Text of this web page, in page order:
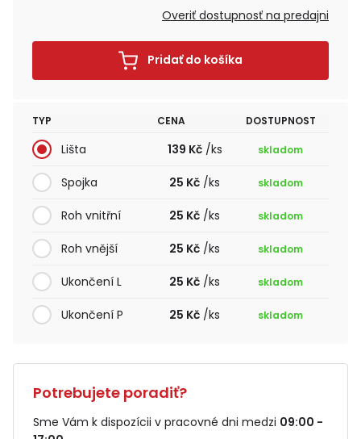
Overiť dostupnosť na predajni
Pridať do košíka
TYP CENA DOSTUPNOST
Lišta 139 Kč/ks skladom
Spojka 25 Kč /ks skladom
Roh vnitřní 25 Kč /ks skladom
Roh vnější 25 Kč /ks skladom
Ukončení L 25 Kč /ks skladom
Ukončení P 25 Kč /ks skladom
Potrebujete poradiť?
Sme Vám k dispozícii v pracovné dni medzi 09:00 -